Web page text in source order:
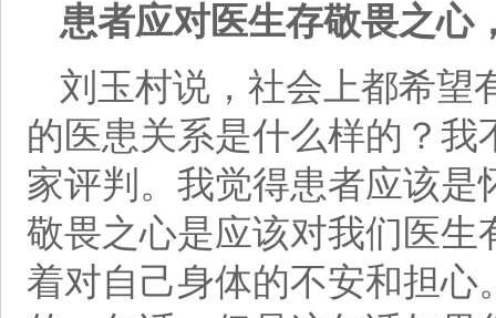
患者应对医生存敬畏之心
刘玉村说，社会上都希望
的医患关系是什么样的？
家评判。我觉得患者应该
敬畏之心是应该对我们医生
着对自己身体的不安和担